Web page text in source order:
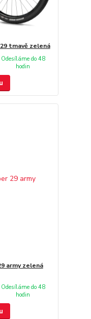
tmavě zelená
Odesíláme do 48
hodin
army zelená
Odesíláme do 48
hodin